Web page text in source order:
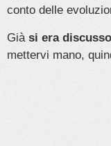
conto delle
Già si era
mettervi mano,